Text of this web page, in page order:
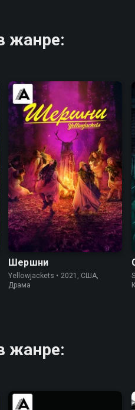
жанре:
7.5 7.7
Шершни
Yellowjackets • 2021, США,
Драма
жанре: